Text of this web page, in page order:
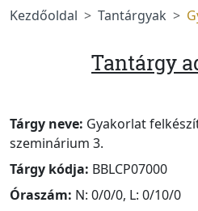
Kezdőoldal Tantárgyak
Tantárgy
Tárgy neve: Gyakorlat
szeminárium 3.
Tárgy kódja: BBLCP07000
Óraszám: N: 0/0/0, L: 0/10/0